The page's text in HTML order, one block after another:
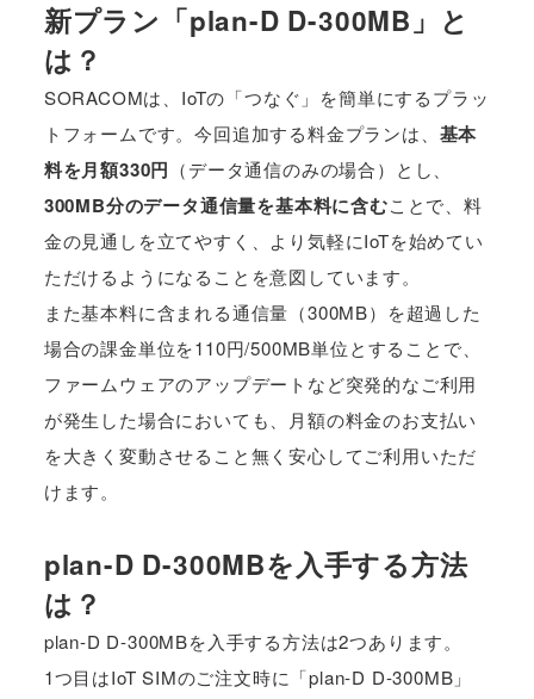
新プラン「plan-D D-300MB」と
は？
SORACOMは、IoTの「つなぐ」を簡単にするプラッ
トフォームです。今回追加する料金プランは、 基本
料を月額330円 （データ通信のみの場合）とし、
300MB分のデータ通信量を基本料に含むことで、料
金の見通しを立てやすく、より気軽にIoTを始めてい
ただけるようになることを意図しています。
また基本料に含まれる通信量（300MB）を超過した
場合の課金単位を110円/500MB単位とすることで、
ファームウェアのアップデートなど突発的なご利用
が発生した場合においても、月額の料金のお支払い
を大きく変動させること無く安心してご利用いただ
けます。
plan-D D-300MBを入手する方法
は？
plan-D D-300MBを入手する方法は2つあります。
1つ目はIoT SIMのご注文時に「plan-D D-300MB」